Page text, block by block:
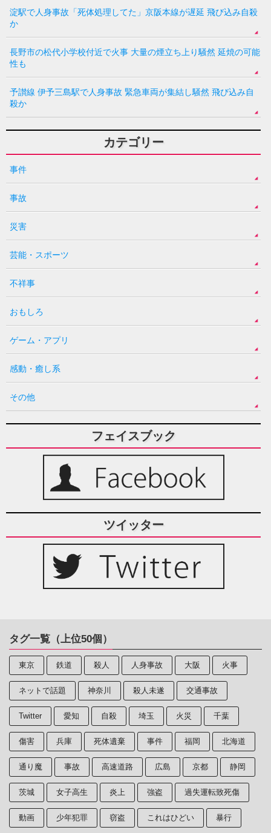
淀駅で人身事故「死体処理してた」京阪本線が遅延 飛び込み自殺
か
長野市の松代小学校付近で火事 大量の煙立ち上り騒然 延焼の可能
性も
予讃線 伊予三島駅で人身事故 緊急車両が集結し騒然 飛び込み自
殺か
カテゴリー
事件
事故
災害
芸能・スポーツ
不祥事
おもしろ
ゲーム・アプリ
感動・癒し系
その他
フェイスブック
ツイッター
タグ一覧（上位50個）
東京 鉄道 殺人 人身事故 大阪 火事
ネットで話題 神奈川 殺人未遂 交通事故
Twitter 愛知 自殺 埼玉 火災 千葉
傷害 兵庫 死体遺棄 事件 福岡 北海道
通り魔 事故 高速道路 広島 京都 静岡
茨城 女子高生 炎上 強盗 過失運転致死傷
動画 少年犯罪 窃盗 これはひどい 暴行